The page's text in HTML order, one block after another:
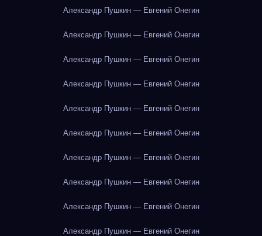
Александр Пушкин — Евгений Онегин
Александр Пушкин — Евгений Онегин
Александр Пушкин — Евгений Онегин
Александр Пушкин — Евгений Онегин
Александр Пушкин — Евгений Онегин
Александр Пушкин — Евгений Онегин
Александр Пушкин — Евгений Онегин
Александр Пушкин — Евгений Онегин
Александр Пушкин — Евгений Онегин
Александр Пушкин — Евгений Онегин